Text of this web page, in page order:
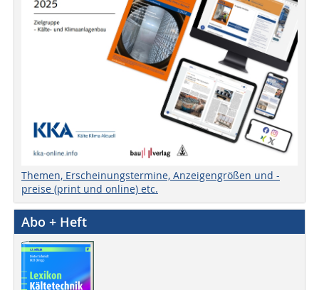
Themen, Erscheinungstermine, Anzeigengrößen und -
preise (print und online) etc.
Abo + Heft